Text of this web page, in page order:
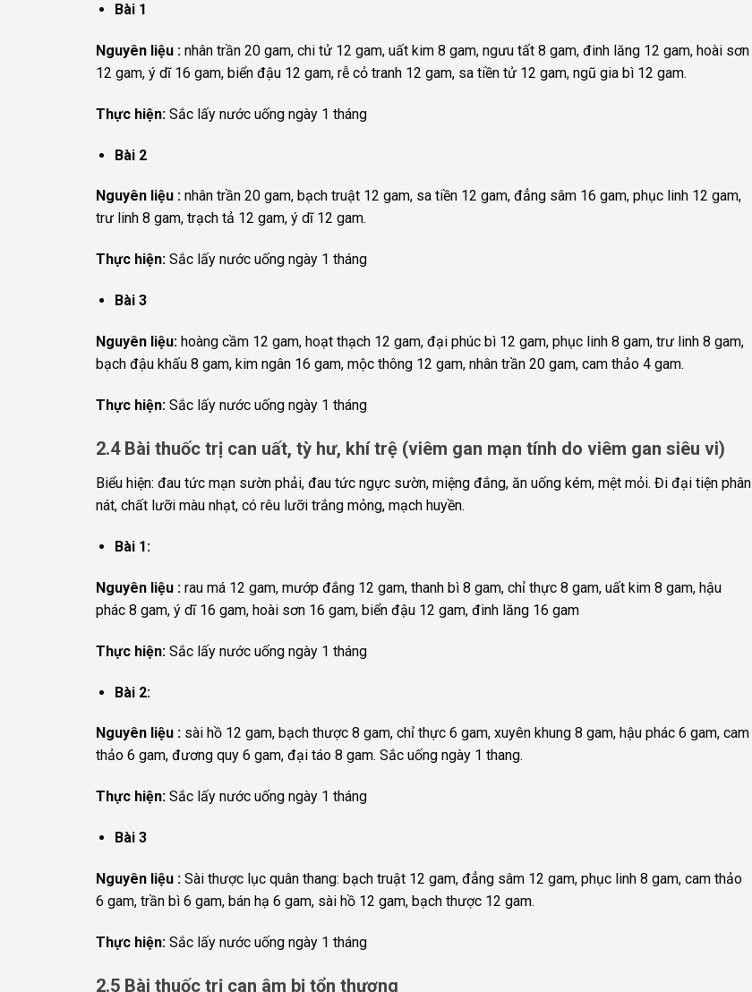
Bài 1
Nguyên liệu : nhân trần 20 gam, chi tử 12 gam, uất kim 8 gam, ngưu tất 8 gam, đinh lăng 12 gam, hoài sơn
12 gam, ý dĩ 16 gam, biển đậu 12 gam, rễ cỏ tranh 12 gam, sa tiền tử 12 gam, ngũ gia bì 12 gam.
Thực hiện: Sắc lấy nước uống ngày 1 tháng
Bài 2
Nguyên liệu : nhân trần 20 gam, bạch truật 12 gam, sa tiền 12 gam, đẳng sâm 16 gam, phục linh 12 gam,
trư linh 8 gam, trạch tả 12 gam, ý dĩ 12 gam.
Thực hiện: Sắc lấy nước uống ngày 1 tháng
Bài 3
Nguyên liệu: hoàng cầm 12 gam, hoạt thạch 12 gam, đại phúc bì 12 gam, phục linh 8 gam, trư linh 8 gam,
bạch đậu khấu 8 gam, kim ngân 16 gam, mộc thông 12 gam, nhân trần 20 gam, cam thảo 4 gam.
Thực hiện: Sắc lấy nước uống ngày 1 tháng
2.4 Bài thuốc trị can uất, tỳ hư, khí trệ (viêm gan mạn tính do viêm gan siêu vi)
Biểu hiện: đau tức mạn sườn phải, đau tức ngực sườn, miệng đắng, ăn uống kém, mệt mỏi. Đi đại tiện phân
nát, chất lưỡi màu nhạt, có rêu lưỡi trắng mỏng, mạch huyền.
Bài 1:
Nguyên liệu : rau má 12 gam, mướp đắng 12 gam, thanh bì 8 gam, chỉ thực 8 gam, uất kim 8 gam, hậu
phác 8 gam, ý dĩ 16 gam, hoài sơn 16 gam, biển đậu 12 gam, đinh lăng 16 gam
Thực hiện: Sắc lấy nước uống ngày 1 tháng
Bài 2:
Nguyên liệu : sài hồ 12 gam, bạch thược 8 gam, chỉ thực 6 gam, xuyên khung 8 gam, hậu phác 6 gam, cam
thảo 6 gam, đương quy 6 gam, đại táo 8 gam. Sắc uống ngày 1 thang.
Thực hiện: Sắc lấy nước uống ngày 1 tháng
Bài 3
Nguyên liệu : Sài thược lục quân thang: bạch truật 12 gam, đẳng sâm 12 gam, phục linh 8 gam, cam thảo
6 gam, trần bì 6 gam, bán hạ 6 gam, sài hồ 12 gam, bạch thược 12 gam.
Thực hiện: Sắc lấy nước uống ngày 1 tháng
2.5 Bài thuốc trị can âm bị tổn thương